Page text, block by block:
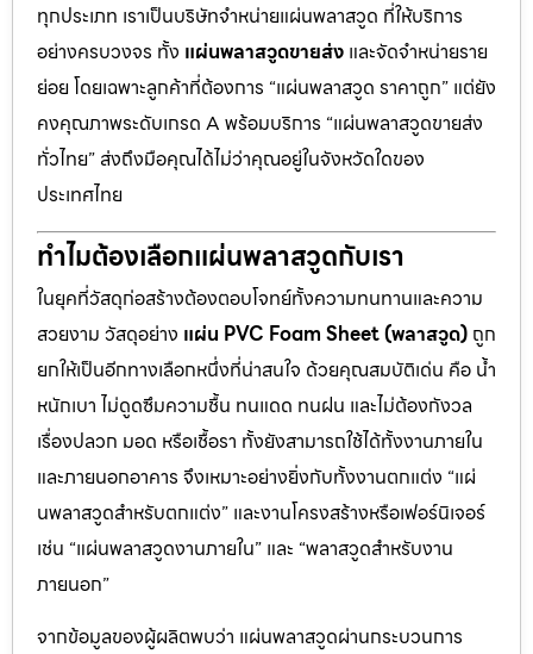
ทุกประเภท เราเป็นบริษัทจำหน่ายแผ่นพลาสวูด ที่ให้บริการ
อย่างครบวงจร ทั้ง แผ่นพลาสวูดขายส่ง และจัดจำหน่ายราย
ย่อย โดยเฉพาะลูกค้าที่ต้องการ “แผ่นพลาสวูด ราคาถูก” แต่ยัง
คงคุณภาพระดับเกรด A พร้อมบริการ “แผ่นพลาสวูดขายส่ง
ทั่วไทย” ส่งถึงมือคุณได้ไม่ว่าคุณอยู่ในจังหวัดใดของ
ประเทศไทย
ทำไมต้องเลือกแผ่นพลาสวูดกับเรา
ในยุคที่วัสดุก่อสร้างต้องตอบโจทย์ทั้งความทนทานและความ
สวยงาม วัสดุอย่าง แผ่น PVC Foam Sheet (พลาสวูด) ถูก
ยกให้เป็นอีกทางเลือกหนึ่งที่น่าสนใจ ด้วยคุณสมบัติเด่น คือ น้ำ
หนักเบา ไม่ดูดซึมความชื้น ทนแดด ทนฝน และไม่ต้องกังวล
เรื่องปลวก มอด หรือเชื้อรา ทั้งยังสามารถใช้ได้ทั้งงานภายใน
และภายนอกอาคาร จึงเหมาะอย่างยิ่งกับทั้งงานตกแต่ง “แผ่
นพลาสวูดสำหรับตกแต่ง” และงานโครงสร้างหรือเฟอร์นิเจอร์
เช่น “แผ่นพลาสวูดงานภายใน” และ “พลาสวูดสำหรับงาน
ภายนอก”
จากข้อมูลของผู้ผลิตพบว่า แผ่นพลาสวูดผ่านกระบวนการ